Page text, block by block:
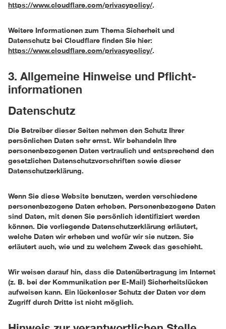
https://www.cloudflare.com/privacypolicy/.
Weitere Informationen zum Thema Sicherheit und
Datenschutz bei Cloudflare finden Sie hier:
https://www.cloudflare.com/privacypolicy/.
3. Allgemeine Hinweise und Pflicht­
informationen
Datenschutz
Die Betreiber dieser Seiten nehmen den Schutz Ihrer
persönlichen Daten sehr ernst. Wir behandeln Ihre
personenbezogenen Daten vertraulich und entsprechend den
gesetzlichen Datenschutzvorschriften sowie dieser
Datenschutzerklärung.
Wenn Sie diese Website benutzen, werden verschiedene
personenbezogene Daten erhoben. Personenbezogene Daten
sind Daten, mit denen Sie persönlich identifiziert werden
können. Die vorliegende Datenschutzerklärung erläutert,
welche Daten wir erheben und wofür wir sie nutzen. Sie
erläutert auch, wie und zu welchem Zweck das geschieht.
Wir weisen darauf hin, dass die Datenübertragung im Internet
(z. B. bei der Kommunikation per E-Mail) Sicherheitslücken
aufweisen kann. Ein lückenloser Schutz der Daten vor dem
Zugriff durch Dritte ist nicht möglich.